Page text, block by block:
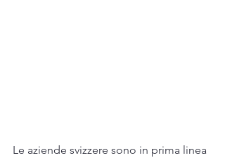
Le aziende svizzere sono in prima linea